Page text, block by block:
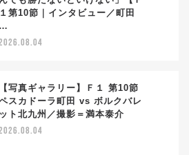
１第10節｜インタビュー／町田
…
【写真ギャラリー】Ｆ１ 第10節
スカドーラ町田 vs ボルクバレ
ット北九州／撮影＝満本泰介